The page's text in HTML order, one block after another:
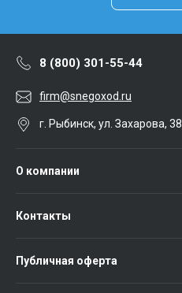
8 (800) 301-55-44
firm@snegoxod.ru
г. Рыбинск, ул. Захарова, 38
О компании
Контакты
Публичная оферта